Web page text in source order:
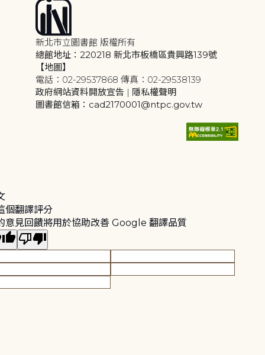
新北市立圖書館 版權所有
總館地址：220218 新北市板橋區貴興路139號
【地圖】
電話：02-29537868 傳真：02-29538139
政府網站資料開放宣告 | 隱私權聲明
圖書館信箱：cad2170001@ntpc.gov.tw
個翻譯評分
意見回饋將用於協助改善 Google 翻譯品質